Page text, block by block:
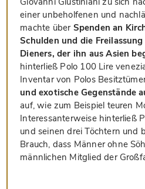
einer unbeholfenen und
machte über Spenden an
Schulden und die
Dieners, der ihn aus Asien
hinterließ Polo 100 Lire
Inventar von Polos
und exotische Gegenstände
auf, wie zum Beispiel teuren
Interessanterweise hinterließ
und seinen drei Töchtern und
Brauch, dass Männer ohne
männlichen Mitglied der